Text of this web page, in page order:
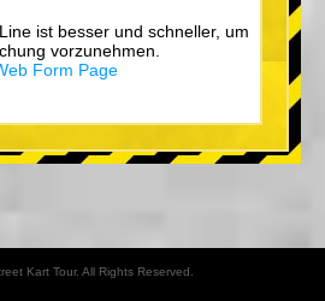
ist besser und schneller, um
vorzunehmen.
Form Page
Kart Tour. All Rights Reserved.